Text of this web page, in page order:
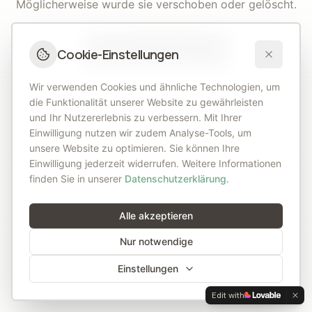
Möglicherweise wurde sie verschoben oder gelöscht.
Zurück zur Startseite
Isar Apotheke Wolfratshausen
Cookie-Einstellungen
Wir verwenden Cookies und ähnliche Technologien, um
die Funktionalität unserer Website zu gewährleisten
und Ihr Nutzererlebnis zu verbessern. Mit Ihrer
Einwilligung nutzen wir zudem Analyse-Tools, um
unsere Website zu optimieren. Sie können Ihre
Einwilligung jederzeit widerrufen. Weitere Informationen
finden Sie in unserer Datenschutzerklärung.
Alle akzeptieren
Nur notwendige
Einstellungen
Edit with